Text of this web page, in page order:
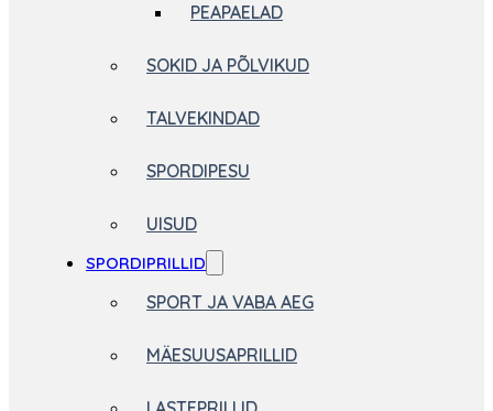
PEAPAELAD
SOKID JA PÕLVIKUD
TALVEKINDAD
SPORDIPESU
UISUD
SPORDIPRILLID
SPORT JA VABA AEG
MÄESUUSAPRILLID